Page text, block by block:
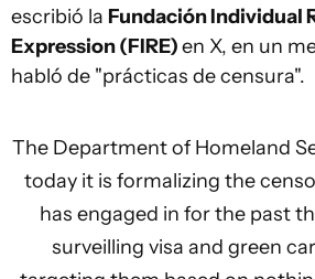
escribió la Fundación Individual
Expression (FIRE)en X, en un
habló de "prácticas de censura".
The Department of Homeland
today it is formalizing the
has engaged in for the past
surveilling visa and green